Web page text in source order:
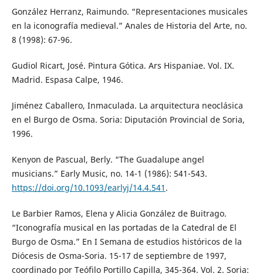
González Herranz, Raimundo. “Representaciones musicales
en la iconografía medieval.” Anales de Historia del Arte, no.
8 (1998): 67-96.
Gudiol Ricart, José. Pintura Gótica. Ars Hispaniae. Vol. IX.
Madrid. Espasa Calpe, 1946.
Jiménez Caballero, Inmaculada. La arquitectura neoclásica
en el Burgo de Osma. Soria: Diputación Provincial de Soria,
1996.
Kenyon de Pascual, Berly. “The Guadalupe angel
musicians.” Early Music, no. 14-1 (1986): 541-543.
https://doi.org/10.1093/earlyj/14.4.541 .
Le Barbier Ramos, Elena y Alicia González de Buitrago.
“Iconografía musical en las portadas de la Catedral de El
Burgo de Osma.” En I Semana de estudios históricos de la
Diócesis de Osma-Soria. 15-17 de septiembre de 1997,
coordinado por Teófilo Portillo Capilla, 345-364. Vol. 2. Soria: